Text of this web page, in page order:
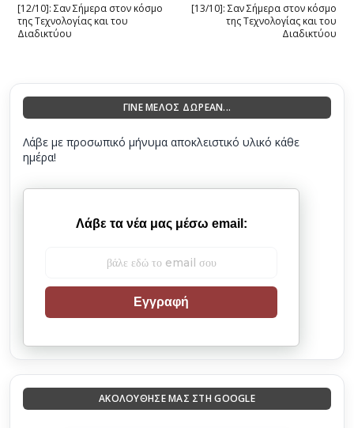
[13/10]: Σαν Σήμερα στον κόσμο
της Τεχνολογίας και του
Διαδικτύου
[12/10]: Σαν Σήμερα στον κόσμο
της Τεχνολογίας και του
Διαδικτύου
ΓΙΝΕ ΜΕΛΟΣ ΔΩΡΕΑΝ...
Λάβε με προσωπικό μήνυμα αποκλειστικό υλικό κάθε
ημέρα!
Λάβε τα νέα μας μέσω email:
Εγγραφή
ΑΚΟΛΟΎΘΗΣΈ ΜΑΣ ΣΤΗ GOOGLE